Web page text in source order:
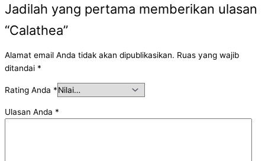
Jadilah yang pertama memberikan ulasan
“Calathea”
Alamat email Anda tidak akan dipublikasikan. Ruas yang wajib
ditandai *
Rating Anda *
Ulasan Anda *